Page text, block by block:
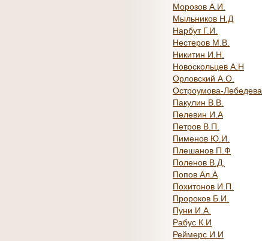
Морозов А.И.
Мыльников Н.Д
Нарбут Г.И.
Нестеров М.В.
Никитин И.Н.
Новоскольцев А.Н
Орловский А.О.
Остроумова-Лебедева
Пакулин В.В.
Пелевин И.А
Петров В.П.
Пименов Ю.И.
Плешанов П.Ф
Поленов В.Д.
Попов Ал.А
Похитонов И.П.
Пророков Б.И.
Пуни И.А.
Рабус К.И
Реймерс И.И